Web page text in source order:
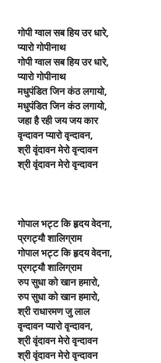
गोपी ग्वाल सब हिय उर धारे,
प्यारो गोपीनाथ
गोपी ग्वाल सब हिय उर धारे,
प्यारो गोपीनाथ
मधुपंडित जिन कंठ लगायो,
मधुपंडित जिन कंठ लगायो,
जहा है रही जय जय कार
वृन्दावन प्यारो वृन्दावन,
श्री वृंदावन मेरो वृन्दावन
श्री वृंदावन मेरो वृन्दावन
गोपाल भट्ट कि हृदय वेदना,
प्रगट्यौ शालिग्राम
गोपाल भट्ट कि हृदय वेदना,
प्रगट्यौ शालिग्राम
रुप सुधा को खान हमारो,
रुप सुधा को खान हमारो,
श्री राधारमण जु लाल
वृन्दावन प्यारो वृन्दावन,
श्री वृंदावन मेरो वृन्दावन
श्री वृंदावन मेरो वृन्दावन